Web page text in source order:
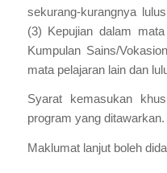
sekurang-kurangnya
(3) Kepujian dalam
Kumpulan Sains/
mata pelajaran lain dan
Syarat kemasukan
program yang ditawarkan.
Maklumat lanjut boleh